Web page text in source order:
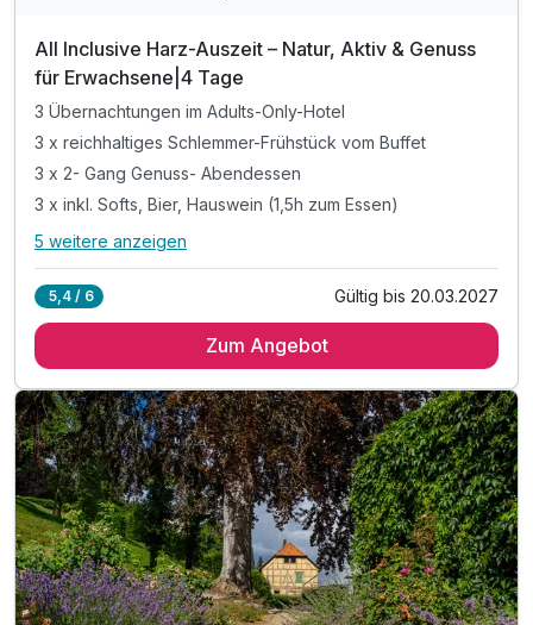
All Inclusive Harz-Auszeit – Natur, Aktiv & Genuss
für Erwachsene|4 Tage
3 Übernachtungen im Adults-Only-Hotel
3 x reichhaltiges Schlemmer-Frühstück vom Buffet
3 x 2- Gang Genuss- Abendessen
3 x inkl. Softs, Bier, Hauswein (1,5h zum Essen)
Alle Inklusivleistungen
3 x reichhaltiges Schlemmer-Frühstück vom Buffet
3 x inkl. Softs, Bier, Hauswein (1,5h zum Essen)
inkl. HATIX Ticket - freie Nutzung ÖPNV im Harz
inkl. Entspannung in unserer Relax-und Sauna Oase
inkl. Fahrt mit der historischen Selketalbahn*
inkl. Romantischer Kinoabend im Hotel
inkl. Parkplatz am Hotel
5 weitere anzeigen
5,4 / 6 Gültig bis 20.03.2027
Zum Angebot